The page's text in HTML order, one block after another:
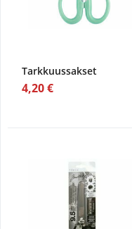
Tarkkuussakset
4,20 €